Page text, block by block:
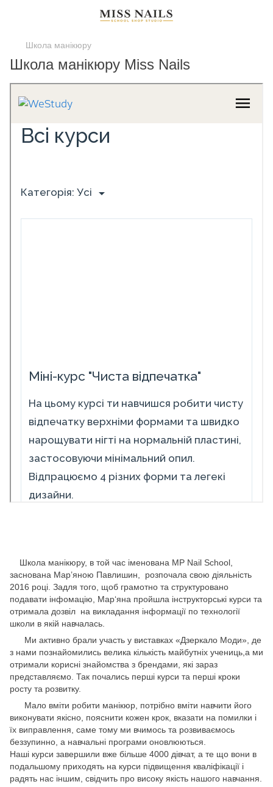
Школа манікюру
Школа манікюру Miss Nails
Школа манікюру, в той час іменована MP Nail School,
заснована Мар’яною Павлишин, розпочала свою діяльність
2016 році. Задля того, щоб грамотно та структуровано
подавати інфомацію, Мар‘яна пройшла інструкторські курси та
отримала дозвіл на викладання інформації по технології
школи в якій навчалась.
Ми активно брали участь у виставках «Дзеркало Моди», де
з нами познайомились велика кількість майбутніх учениць,а ми
отримали корисні знайомства з брендами, які зараз
представляємо. Так почались перші курси та перші кроки
росту та розвитку.
Мало вміти робити манікюр, потрібно вміти навчити його
виконувати якісно, пояснити кожен крок, вказати на помилки і
їх виправлення, саме тому ми вчимось та розвиваємось
беззупинно, а навчальні програми оновлюються.
Наші курси завершили вже більше 4000 дівчат, а те що вони в
подальшому приходять на курси підвищення кваліфікації і
радять нас іншим, свідчить про високу якість нашого навчання.